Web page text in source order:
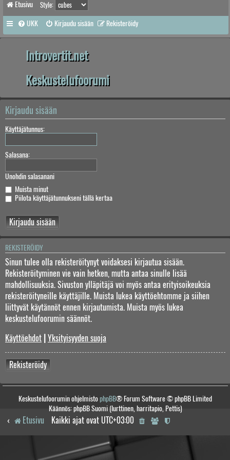
Etusivu Style:
UKK Kirjaudu sisään Rekisteröidy
Introvertit.net
Keskustelufoorumi
Kirjaudu sisään
Käyttäjätunnus:
Salasana:
Unohdin salasanani
Muista minut
Piilota käyttäjätunnukseni tällä kertaa
REKISTERÖIDY
Sinun tulee olla rekisteröitynyt voidaksesi kirjautua sisään.
Rekisteröityminen vie vain hetken, mutta antaa sinulle lisää
mahdollisuuksia. Sivuston ylläpitäjä voi myös antaa erityisoikeuksia
rekisteröityneille käyttäjille. Muista lukea käyttöehtomme ja siihen
liittyvät käytännöt ennen kirjautumista. Muista myös lukea
keskustelufoorumin säännöt.
Käyttöehdot Yksityisyyden suoja
Rekisteröidy
Keskustelufoorumin ohjelmistophpBB® Forum Software © phpBB Limited
Käännös: phpBB Suomi (lurttinen, harritapio, Pettis)
Etusivu Kaikki ajat ovat UTC+03:00